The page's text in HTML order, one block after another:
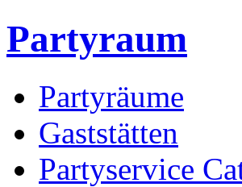
Partyraum
Partyräume
Gaststätten
Partyservice